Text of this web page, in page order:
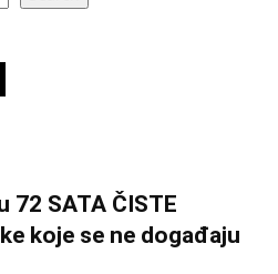
72 SATA ČISTE
koje se ne događaju